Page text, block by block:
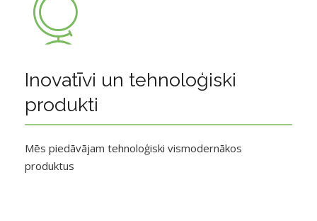
Inovatīvi un tehnoloģiski
produkti
Mēs piedāvājam tehnoloģiski vismodernākos
produktus